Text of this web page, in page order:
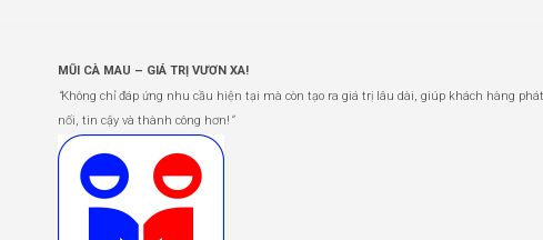
MŨI CÀ MAU – GIÁ TRỊ VƯƠN XA!
“Không chỉ đáp ứng nhu cầu hiện tại mà còn tạo ra giá trị lâu dài, giúp khách hàng
nối, tin cậy và thành công hơn! ”